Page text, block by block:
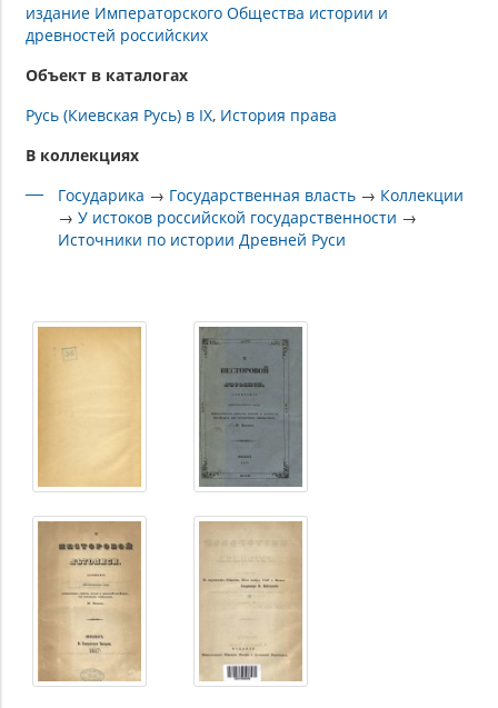
издание Императорского Общества истории и
древностей российских
Объект в каталогах
Русь (Киевская Русь) в IX История права
В коллекциях
Государика → Государственная власть → Коллекции
→У истоков российской государственности →
Источники по истории Древней Руси